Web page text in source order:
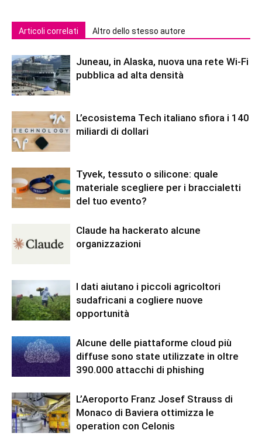
Articoli correlati Altro dello stesso autore
Juneau, in Alaska, nuova una rete Wi-Fi
pubblica ad alta densità
L’ecosistema Tech italiano sfiora i 140
miliardi di dollari
Tyvek, tessuto o silicone: quale
materiale scegliere per i braccialetti
del tuo evento?
Claude ha hackerato alcune
organizzazioni
I dati aiutano i piccoli agricoltori
sudafricani a cogliere nuove
opportunità
Alcune delle piattaforme cloud più
diffuse sono state utilizzate in oltre
390.000 attacchi di phishing
L’Aeroporto Franz Josef Strauss di
Monaco di Baviera ottimizza le
operation con Celonis